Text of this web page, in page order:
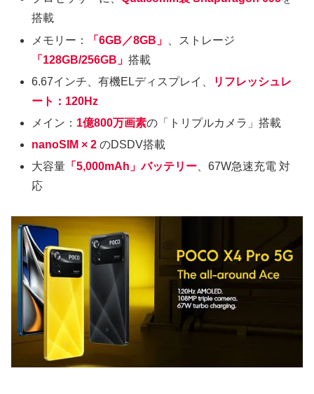
搭載
メモリー：
「6GB／8GB」
、ストレージ
「128GB/256GB」搭載
6.67インチ、有機ELディスプレイ、
リフレッシュレ
ート：120Hz
メイン： 1億800万画素の「トリプルカメラ」搭載
nanoSIM × 2のDSDV搭載
大容量 「5,000mAh」バッテリー 、67W急速充電 対
応